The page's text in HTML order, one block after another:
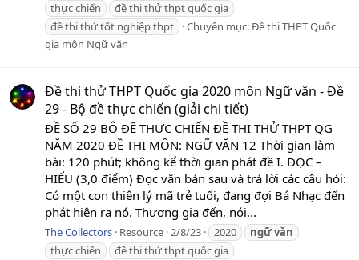
thực chiến
đề thi thử thpt quốc gia
đề thi thử tốt nghiệp thpt
Chuyên mục:Đề thi THPT Quốc
gia môn Ngữ văn
Đề thi thử THPT Quốc gia 2020 môn Ngữ văn - Đề
29 - Bộ đề thực chiến (giải chi tiết)
ĐỀ SỐ 29 BỘ ĐỀ THỰC CHIẾN ĐỀ THI THỬ THPT QG
NĂM 2020 ĐỀ THI MÔN: NGỮ VĂN 12 Thời gian làm
bài: 120 phút; không kể thời gian phát đề I. ĐỌC –
HIỂU (3,0 điểm) Đọc văn bản sau và trả lời các câu hỏi:
Có một con thiên lý mã trẻ tuổi, đang đợi Bá Nhạc đến
phát hiện ra nó. Thương gia đến, nói...
The Collectors Resource 2/8/23 2020 ngữvăn
thực chiến
đề thi thử thpt quốc gia